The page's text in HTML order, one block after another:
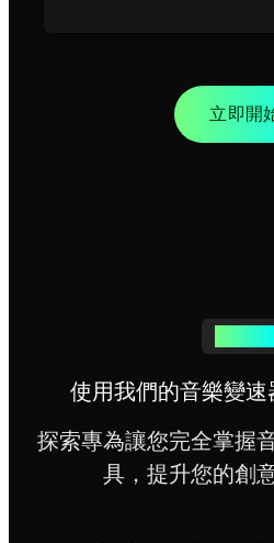
立即開
使用我們的音樂變速
探索專為讓您完全掌握
具，提升您的創